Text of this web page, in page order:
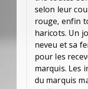
selon leur
rouge, enfin
haricots. Un
neveu et sa
pour les
marquis. Les
du marquis